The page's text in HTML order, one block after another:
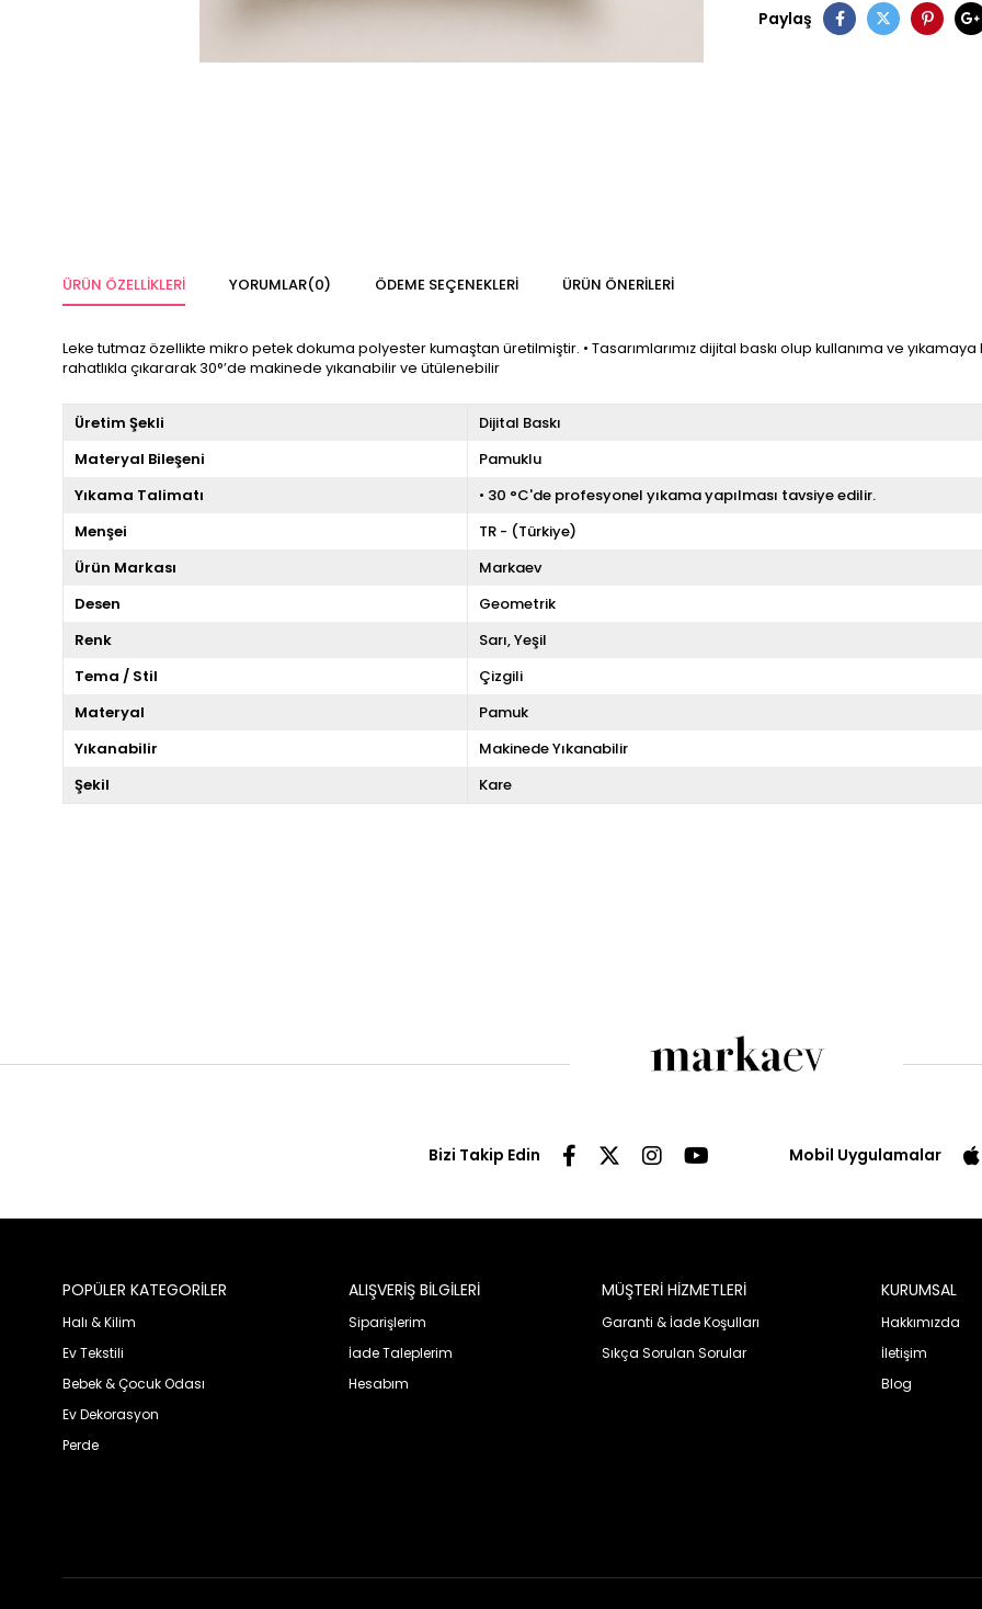
Paylaş
ÜRÜN ÖZELLIKLERI YORUMLAR(0) ÖDEME SEÇENEKLERI ÜRÜN ÖNERILERI
Leke tutmaz özellikte mikro petek dokuma polyester kumaştan üretilmiştir. • Tasarımlarımız dijital baskı olup kullanıma ve yıkamaya
rahatlıkla çıkararak 30°’de makinede yıkanabilir ve ütülenebilir
Üretim Şekli
Dijital Baskı
Materyal Bileşeni
Pamuklu
Yıkama Talimatı
• 30 °C'de profesyonel yıkama yapılması tavsiye edilir.
Menşei
TR - (Türkiye)
Ürün Markası
Markaev
Desen
Geometrik
Renk
Sarı Yeşil
Tema / Stil
Çizgili
Materyal
Pamuk
Yıkanabilir
Makinede Yıkanabilir
Şekil
Kare
Bizi Takip Edin Mobil Uygulamalar
POPÜLER KATEGORİLER
Halı & Kilim
Ev Tekstili
Bebek & Çocuk Odası
Ev Dekorasyon
Perde
ALIŞVERİŞ BİLGİLERİ
Siparişlerim
İade Taleplerim
Hesabım
MÜŞTERİ HİZMETLERİ
Garanti & İade Koşulları
Sıkça Sorulan Sorular
KURUMSAL
Hakkımızda
İletişim
Blog